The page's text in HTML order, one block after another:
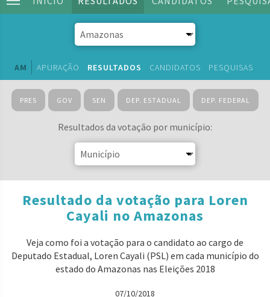
AM APURAÇÃO RESULTADOS CANDIDATOS PESQUISAS
PRES GOV SEN DEP. ESTADUAL DEP. FEDERAL
Resultados da votação por município:
Resultado da votação para Loren
Cayali no Amazonas
Veja como foi a votação para o candidato ao cargo de
Deputado Estadual, Loren Cayali (PSL) em cada município do
estado do Amazonas nas Eleições 2018
07/10/2018